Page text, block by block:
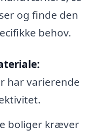
og finde den
behov.
har varierende
boliger kræver